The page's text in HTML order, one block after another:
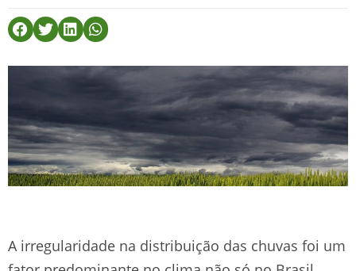
A irregularidade na distribuição das chuvas foi um